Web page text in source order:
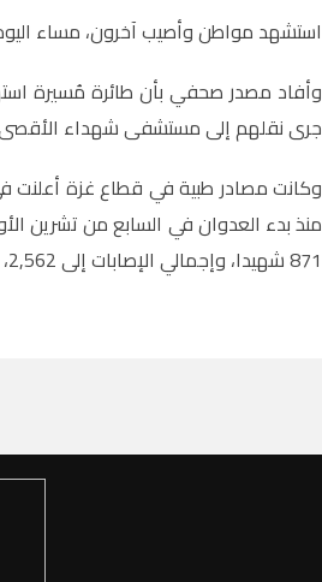
استشهد مواطن وأصيب آخرون، مساء
وأفاد مصدر صحفي بأن طائرة مُسيرة
جرى نقلهم إلى مستشفى شهداء الأقصى
871 شهيدا، وإجمالي الإصابات إلى 2,562، فيما جرى انتشال 776 جثمانا.